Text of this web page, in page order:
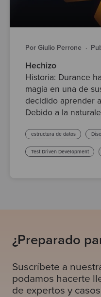
Por Giulio Perrone ·
Hechizo
Historia: Durance
magia en una de
decidido aprender
Debido a la
estructura de datos
Test Driven Development
¿Preparado
Suscríbete a
podamos hacerte
de expertos y